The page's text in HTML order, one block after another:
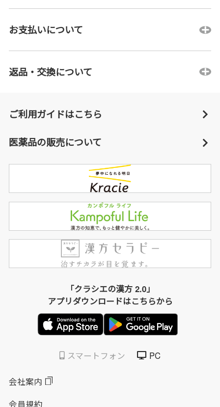
お支払いについて
返品・交換について
ご利用ガイドはこちら
医薬品の販売について
「クラシエの漢方 2.0」
アプリダウンロードはこちらから
スマートフォン PC
会社案内
会員規約